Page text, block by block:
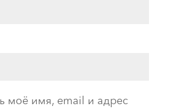
моё имя, email и адрес